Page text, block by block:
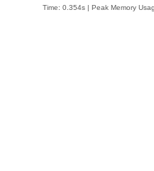
Time: 0.354s | Peak Memory